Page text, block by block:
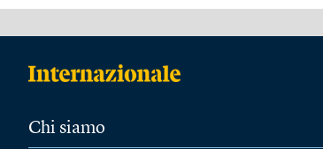
Chi siamo